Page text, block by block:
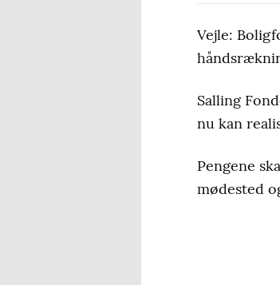
Vejle:
Salling
nu kan
Pengene
mødested